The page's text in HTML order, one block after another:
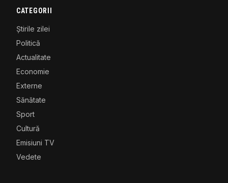
CATEGORII
Știrile zilei
Politică
Actualitate
Economie
Externe
Sănătate
Sport
Cultură
Emisiuni TV
Vedete